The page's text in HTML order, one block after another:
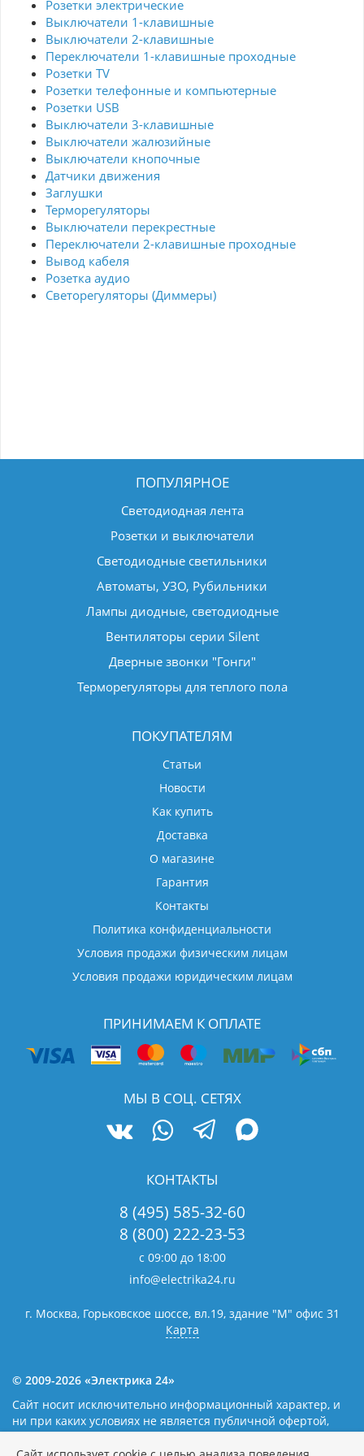
Розетки электрические
Выключатели 1-клавишные
Выключатели 2-клавишные
Переключатели 1-клавишные проходные
Розетки TV
Розетки телефонные и компьютерные
Розетки USB
Выключатели 3-клавишные
Выключатели жалюзийные
Выключатели кнопочные
Датчики движения
Заглушки
Терморегуляторы
Выключатели перекрестные
Переключатели 2-клавишные проходные
Вывод кабеля
Розетка аудио
Светорегуляторы (Диммеры)
ПОПУЛЯРНОЕ
Светодиодная лента
Розетки и выключатели
Светодиодные светильники
Автоматы, УЗО, Рубильники
Лампы диодные, светодиодные
Вентиляторы серии Silent
Дверные звонки "Гонги"
Терморегуляторы для теплого пола
ПОКУПАТЕЛЯМ
Статьи
Новости
Как купить
Доставка
О магазине
Гарантия
Контакты
Политика конфиденциальности
Условия продажи физическим лицам
Условия продажи юридическим лицам
ПРИНИМАЕМ К ОПЛАТЕ
МЫ В СОЦ. СЕТЯХ
КОНТАКТЫ
8 (495) 585-32-60
8 (800) 222-23-53
с 09:00 до 18:00
info@electrika24.ru
г. Москва, Горьковское шоссе, вл.19, здание "М" офис 31
Карта
© 2009-2026 «Электрика 24»
Сайт носит исключительно информационный характер, и
ни при каких условиях не является публичной офертой,
определяемой положениями статьи 437(2) Гражданского